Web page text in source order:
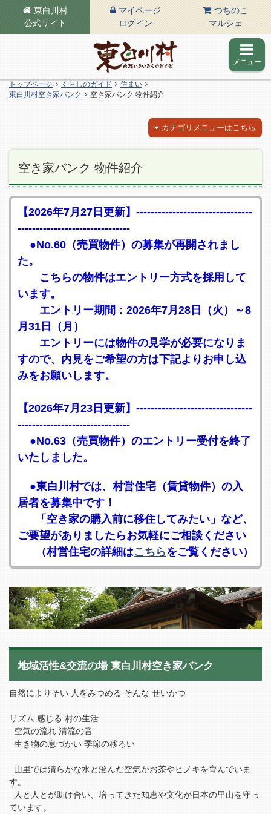
東白川村
公式サイト
マイページ
ログイン
つちのこ
マルシェ
東白川村の公式サイト
メニュー
トップページ くらしのガイド
住まい
東白川村空き家バンク
空き家バンク 物件紹介
カテゴリメニューはこちら
空き家バンク 物件紹介
【2026年7月27日更新】--------------------------------
-------------------------------
●No.60（売買物件）の募集が再開されまし
た。
こちらの物件はエントリー方式を採用して
います。
エントリー期間：2026年7月28日（火）～8
月31日（月）
エントリーには物件の見学が必要になりま
すので、内見をご希望の方は下記よりお申し込
みをお願いします。
【2026年7月23日更新】--------------------------------
-------------------------------
●No.63（売買物件）のエントリー受付を終了
いたしました。
●東白川村では、村営住宅（賃貸物件）の入
居者を募集中です！
「空き家の購入前に移住してみたい」など、
ご要望がありましたらお気軽にご相談ください
（村営住宅の詳細はこちらをご覧ください）
地域活性&交流の場 東白川村空き家バンク
自然によりそい 人をみつめる そんな せいかつ
リズム 感じる 村の生活
空気の流れ 清流の音
生き物の息づかい 季節の移ろい
山里では清らかな水と澄んだ空気がお茶やヒノキを育んでいま
す。
人と人とが助け合い、培ってきた知恵や文化が日本の里山を守っ
ています。